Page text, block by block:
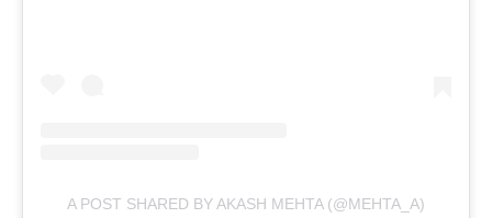
A POST SHARED BY AKASH MEHTA (@MEHTA_A)